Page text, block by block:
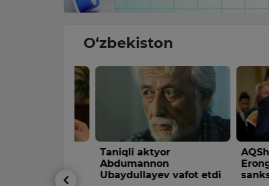
O‘zbekiston
Taniqli aktyor
Abdumannon
Ubaydullayev vafot etdi
AQSh
Eronga